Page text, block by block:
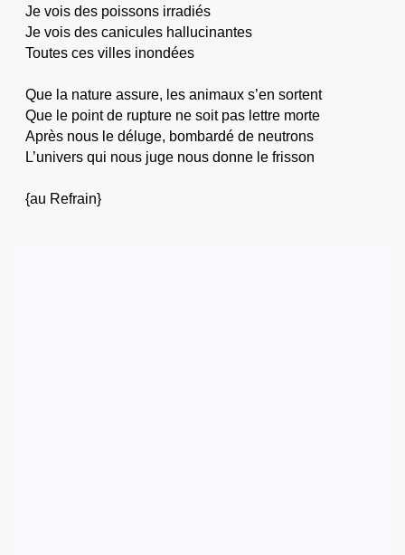
Je vois des poissons irradiés
Je vois des canicules hallucinantes
Toutes ces villes inondées
Que la nature assure, les animaux s’en sortent
Que le point de rupture ne soit pas lettre morte
Après nous le déluge, bombardé de neutrons
L’univers qui nous juge nous donne le frisson
{au Refrain}